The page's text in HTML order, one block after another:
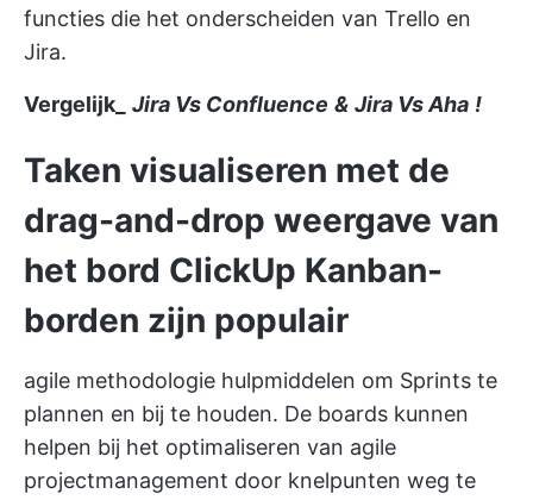
functies die het onderscheiden van Trello en
Jira.
Vergelijk_ Jira Vs Confluence & Jira Vs Aha !
Taken visualiseren met de
drag-and-drop weergave van
het bord ClickUp Kanban-
borden zijn populair
agile methodologie hulpmiddelen om Sprints te
plannen en bij te houden. De boards kunnen
helpen bij het optimaliseren van agile
projectmanagement door knelpunten weg te